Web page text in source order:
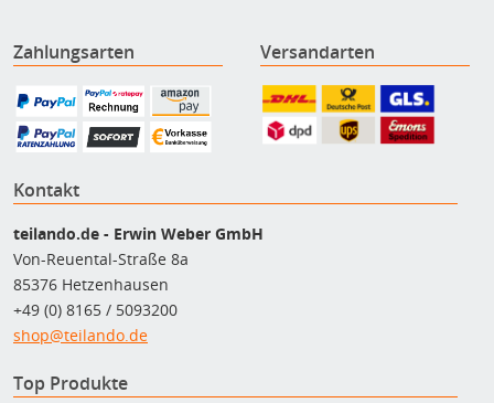
Zahlungsarten Versandarten
Kontakt
teilando.de - Erwin Weber GmbH
Von-Reuental-Straße 8a
85376 Hetzenhausen
+49 (0) 8165 / 5093200
shop@teilando.de
Top Produkte